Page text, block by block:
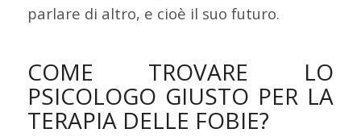
parlare di altro, e cioè il suo futuro.
COME TROVARE LO
PSICOLOGO GIUSTO PER LA
TERAPIA DELLE FOBIE?